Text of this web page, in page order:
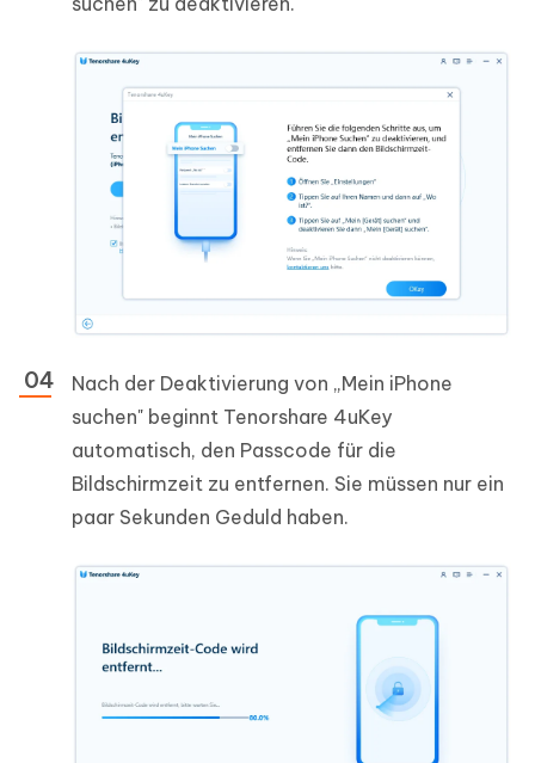
Nach der Deaktivierung von „Mein iPhone
suchen" beginnt Tenorshare 4uKey
automatisch, den Passcode für die
Bildschirmzeit zu entfernen. Sie müssen nur ein
paar Sekunden Geduld haben.